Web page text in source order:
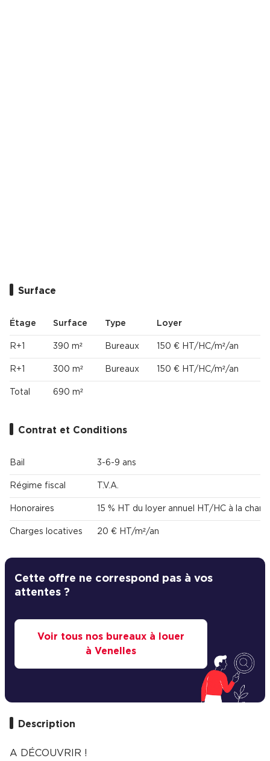
Surface
Étage Surface Type Loyer
R+1 390 m² Bureaux 150 € HT/HC/m²/an
R+1 300 m² Bureaux 150 € HT/HC/m²/an
Total 690 m²
Contrat et Conditions
Bail 3-6-9 ans
Régime fiscal T.V.A.
Honoraires 15 % HT du loyer annuel HT/HC à la
Charges locatives 20 € HT/m²/an
Cette offre ne correspond pas à vos
attentes ?
Voir tous nos bureaux à louer
à Venelles
Description
A DÉCOUVRIR !